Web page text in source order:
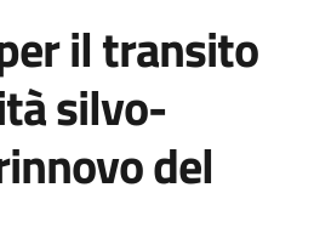
il transito
silvo-
del